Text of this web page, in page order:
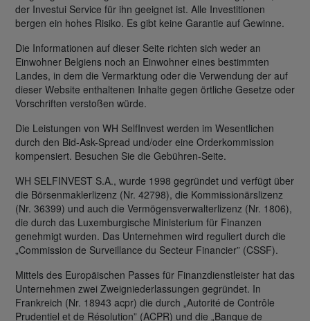
der Investui Service für ihn geeignet ist. Alle Investitionen
bergen ein hohes Risiko. Es gibt keine Garantie auf Gewinne.
Die Informationen auf dieser Seite richten sich weder an
Einwohner Belgiens noch an Einwohner eines bestimmten
Landes, in dem die Vermarktung oder die Verwendung der auf
dieser Website enthaltenen Inhalte gegen örtliche Gesetze oder
Vorschriften verstoßen würde.
Die Leistungen von WH SelfInvest werden im Wesentlichen
durch den Bid-Ask-Spread und/oder eine Orderkommission
kompensiert. Besuchen Sie die Gebühren-Seite.
WH SELFINVEST S.A., wurde 1998 gegründet und verfügt über
die Börsenmaklerlizenz (Nr. 42798), die Kommissionärslizenz
(Nr. 36399) und auch die Vermögensverwalterlizenz (Nr. 1806),
die durch das Luxemburgische Ministerium für Finanzen
genehmigt wurden. Das Unternehmen wird reguliert durch die
„Commission de Surveillance du Secteur Financier” (CSSF).
Mittels des Europäischen Passes für Finanzdienstleister hat das
Unternehmen zwei Zweigniederlassungen gegründet. In
Frankreich (Nr. 18943 acpr) die durch „Autorité de Contrôle
Prudentiel et de Résolution” (ACPR) und die „Banque de